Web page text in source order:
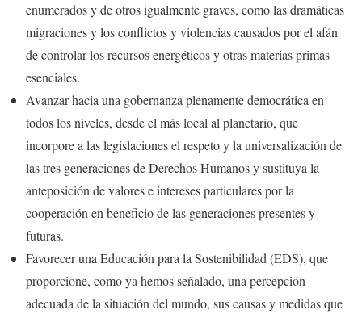
enumerados y de otros igualmente graves, como las dramáticas
migraciones y los conflictos y violencias causados por el afán
de controlar los recursos energéticos y otras materias primas
esenciales.
Avanzar hacia una gobernanza plenamente democrática en
todos los niveles, desde el más local al planetario, que
incorpore a las legislaciones el respeto y la universalización de
las tres generaciones de Derechos Humanos y sustituya la
anteposición de valores e intereses particulares por la
cooperación en beneficio de las generaciones presentes y
futuras.
Favorecer una Educación para la Sostenibilidad (EDS), que
proporcione, como ya hemos señalado, una percepción
adecuada de la situación del mundo, sus causas y medidas que